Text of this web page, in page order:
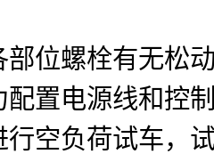
部位螺栓有无松
置电源线和控
行空负荷试车，